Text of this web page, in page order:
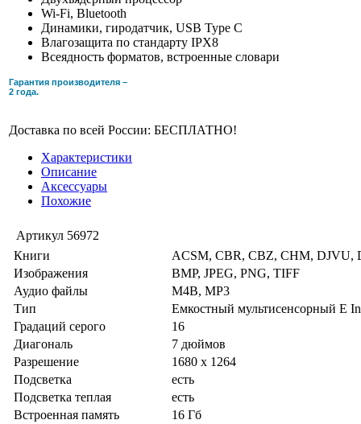
Wi-Fi, Bluetooth
Динамики, гиродатчик, USB Type C
Влагозащита по стандарту IPX8
Всеядность форматов, встроенные словари
Гарантия производителя –
2 года.
Доставка по всей России: БЕСПЛАТНО!
Характеристики
Описание
Аксессуары
Похожие
Артикул 56972
Книги
ACSM, CBR, CBZ, CHM, DJVU,
Изображения
BMP, JPEG, PNG, TIFF
Аудио файлы
M4B, MP3
Тип
Емкостный мультисенсорный E
Градаций серого
16
Диагональ
7 дюймов
Разрешение
1680 x 1264
Подсветка
есть
Подсветка теплая
есть
Встроенная память
16 Гб